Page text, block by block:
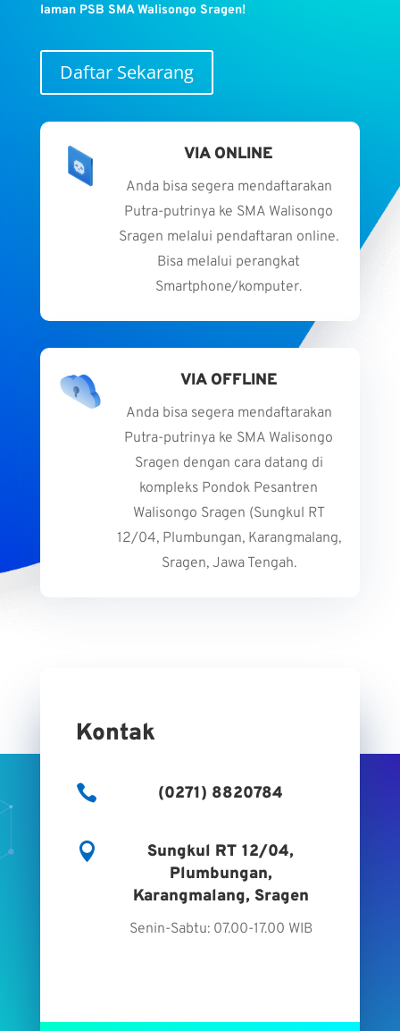
laman PSB SMA Walisongo Sragen!
Daftar Sekarang
VIA ONLINE
Anda bisa segera mendaftarakan
Putra-putrinya ke SMA Walisongo
Sragen melalui pendaftaran online.
Bisa melalui perangkat
Smartphone/komputer.
VIA OFFLINE
Anda bisa segera mendaftarakan
Putra-putrinya ke SMA Walisongo
Sragen dengan cara datang di
kompleks Pondok Pesantren
Walisongo Sragen (Sungkul RT
12/04, Plumbungan, Karangmalang,
Sragen, Jawa Tengah.
Kontak
 (0271) 8820784

Sungkul RT 12/04,
Plumbungan,
Karangmalang, Sragen
Senin-Sabtu: 07.00-17.00 WIB